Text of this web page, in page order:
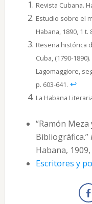
Revista Cubana.
Estudio sobre el
Habana, 1890, 1 t.
Reseña histórica
Cuba, (1790-
Lagomaggiore,
p. 603-641. ↩︎
La Habana
“Ramón
Bibliográfica.”
Habana,
Escritores y